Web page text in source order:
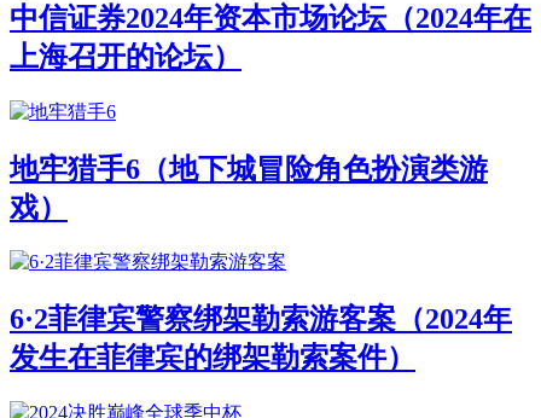
中信证券2024年资本市场论坛（2024年在
上海召开的论坛）
地牢猎手6（地下城冒险角色扮演类游
戏）
6·2菲律宾警察绑架勒索游客案（2024年
发生在菲律宾的绑架勒索案件）